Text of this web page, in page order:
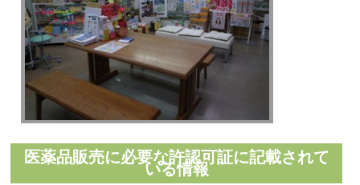
医薬品販売に必要な許認可証に記載されて
いる情報